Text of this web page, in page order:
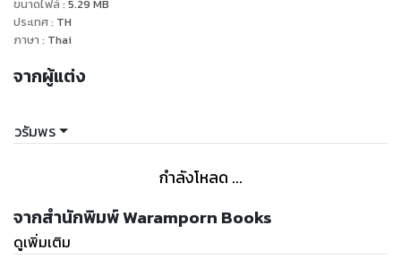
ขนาดไฟล์: 5.29 MB
ประเทศ: TH
ภาษา : Thai
จากผู้แต่ง
วรัมพร
กำลังโหลด ...
จากสำนักพิมพ์ Waramporn Books
ดูเพิ่มเติม